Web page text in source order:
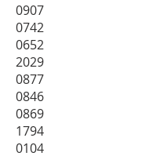
0907
0742
0652
2029
0877
0846
0869
1794
0104